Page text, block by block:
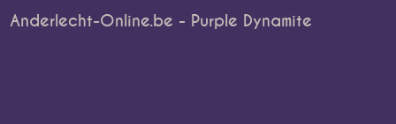
Anderlecht-Online.be - Purple Dynamite